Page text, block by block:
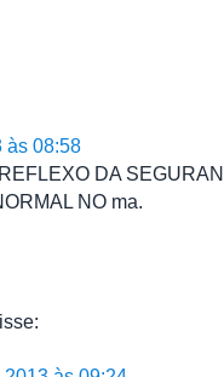
às 08:58
DA
NO ma.